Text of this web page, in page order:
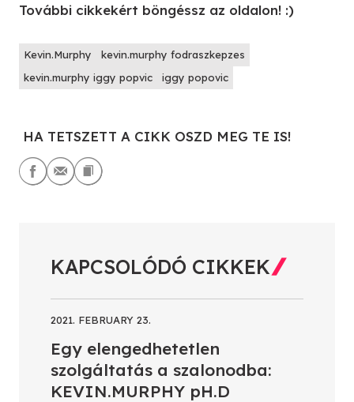
További cikkekért böngéssz az oldalon! :)
Kevin.Murphy
kevin.murphy fodraszkepzes
kevin.murphy iggy popvic
iggy popovic
HA TETSZETT A CIKK OSZD MEG TE IS!
KAPCSOLÓDÓ CIKKEK
2021. FEBRUARY 23.
Egy elengedhetetlen
szolgáltatás a szalonodba:
KEVIN.MURPHY pH.D